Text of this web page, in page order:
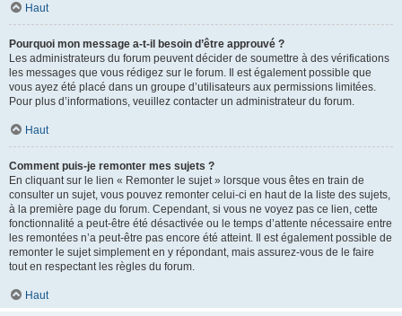
Haut
Pourquoi mon message a-t-il besoin d’être approuvé ?
Les administrateurs du forum peuvent décider de soumettre à des vérifications
les messages que vous rédigez sur le forum. Il est également possible que
vous ayez été placé dans un groupe d’utilisateurs aux permissions limitées.
Pour plus d’informations, veuillez contacter un administrateur du forum.
Haut
Comment puis-je remonter mes sujets ?
En cliquant sur le lien « Remonter le sujet » lorsque vous êtes en train de
consulter un sujet, vous pouvez remonter celui-ci en haut de la liste des sujets,
à la première page du forum. Cependant, si vous ne voyez pas ce lien, cette
fonctionnalité a peut-être été désactivée ou le temps d’attente nécessaire entre
les remontées n’a peut-être pas encore été atteint. Il est également possible de
remonter le sujet simplement en y répondant, mais assurez-vous de le faire
tout en respectant les règles du forum.
Haut